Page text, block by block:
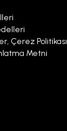
Çerez Politikası
Metni